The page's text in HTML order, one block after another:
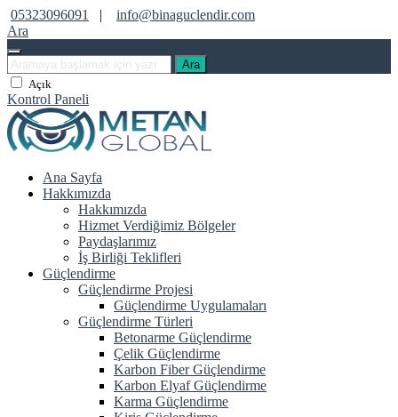
05323096091 |
info@binaguclendir.com
Ara
Ara
Açık
Kontrol Paneli
Ana Sayfa
Hakkımızda
Hakkımızda
Hizmet Verdiğimiz Bölgeler
Paydaşlarımız
İş Birliği Teklifleri
Güçlendirme
Güçlendirme Projesi
Güçlendirme Uygulamaları
Güçlendirme Türleri
Betonarme Güçlendirme
Çelik Güçlendirme
Karbon Fiber Güçlendirme
Karbon Elyaf Güçlendirme
Karma Güçlendirme